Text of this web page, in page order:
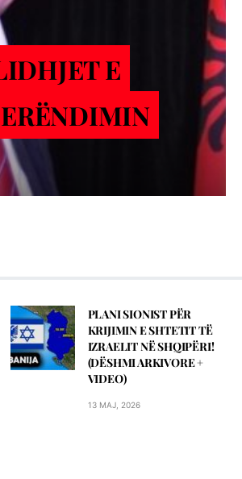
E
PLANI SIONIST PËR
KRIJIMIN E SHTETIT TË
IZRAELIT NË SHQIPËRI!
(DЁSHMI ARKIVORE +
VIDEO)
13 MAJ, 2026